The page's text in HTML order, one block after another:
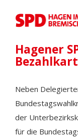
Inhalt
Hagener
Neben
der
für die